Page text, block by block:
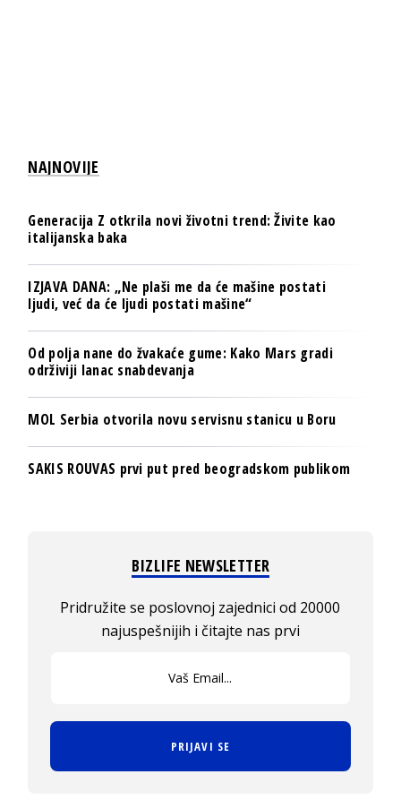
NAJNOVIJE
Generacija Z otkrila novi životni trend: Živite kao
italijanska baka
IZJAVA DANA: „Ne plaši me da će mašine postati
ljudi, već da će ljudi postati mašine“
Od polja nane do žvakaće gume: Kako Mars gradi
održiviji lanac snabdevanja
MOL Serbia otvorila novu servisnu stanicu u Boru
SAKIS ROUVAS prvi put pred beogradskom publikom
BIZLIFE NEWSLETTER
Pridružite se poslovnoj zajednici od 20000
najuspešnijih i čitajte nas prvi
PRIJAVI SE